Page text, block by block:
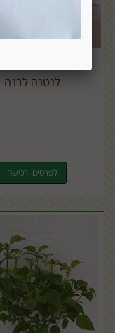
לנטנה לבנה
לפרטים ורכישה